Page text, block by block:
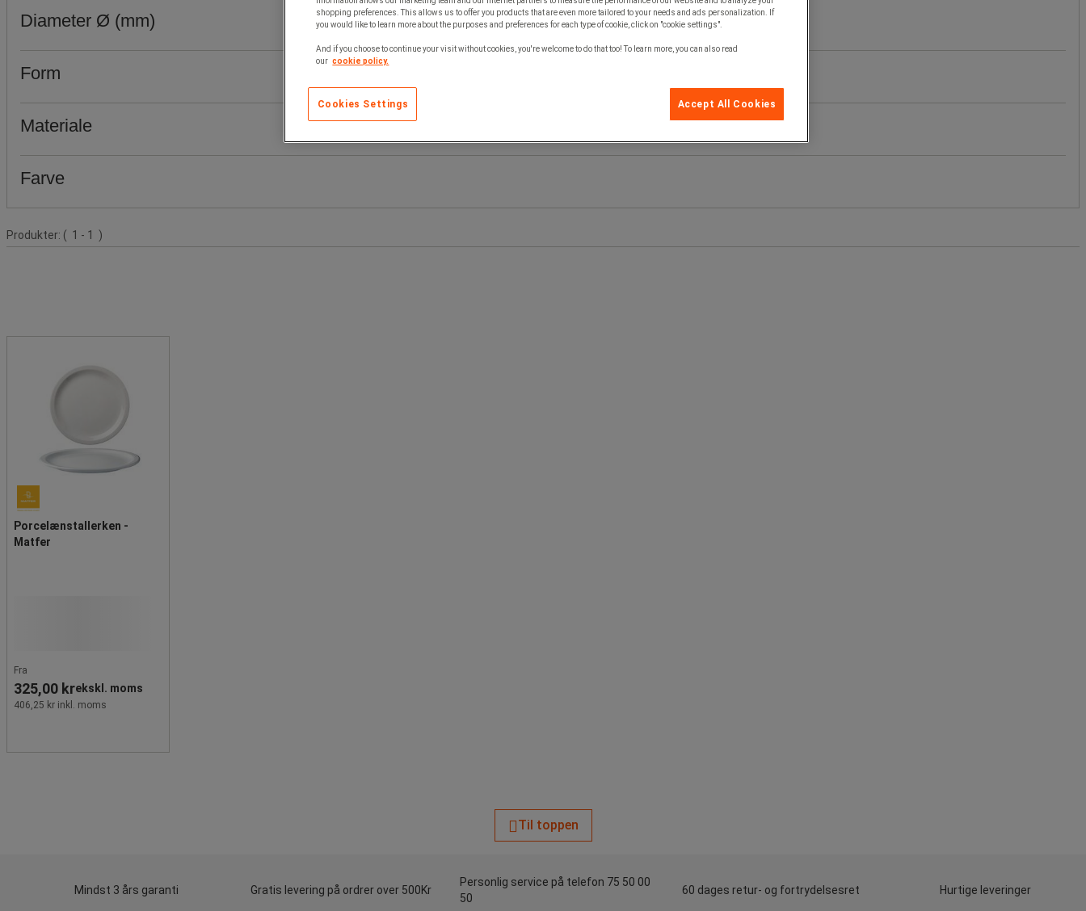
Diameter Ø (mm)
Form
Materiale
Farve
Produktliste
Produkter: ( 1 - 1 )
Porcelænstallerken -
Matfer
Fra
325,00 krekskl. moms
406,25 kr inkl. moms
Til toppen
Mindst 3 års garanti Gratis levering på ordrer over 500Kr
Personlig service på telefon 75 50 00
50
60 dages retur- og fortrydelsesret Hurtige leveringer
shopping preferences. This allows us to offer you products that are even more tailored to your needs and ads personalization. If
you would like to learn more about the purposes and preferences for each type of cookie, click on "cookie settings".
And if you choose to continue your visit without cookies, you're welcome to do that too! To learn more, you can also read
our cookie policy.
Accept All Cookies
Cookies Settings